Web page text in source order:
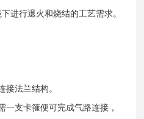
进行退火和烧结的工艺需求。
接法兰结构。
一支卡箍便可完成气路连接，